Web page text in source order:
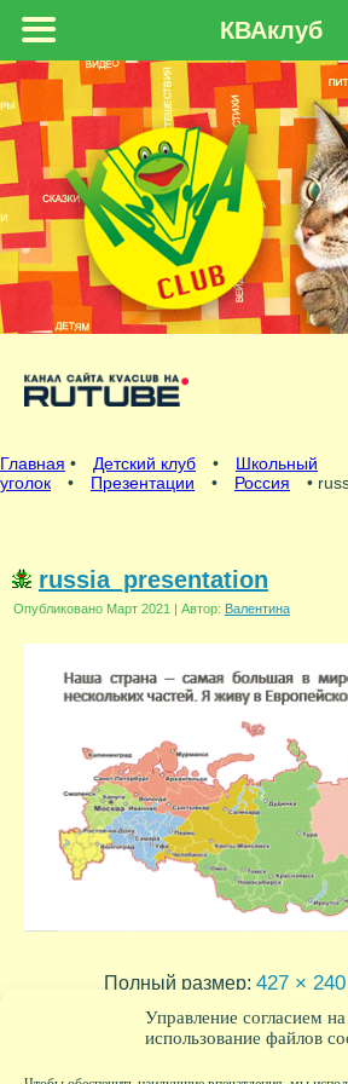
Управление согласием на
использование файлов
Главная • Детский клуб •
Школьный
уголок
• Презентации • Россия •
russia_presentation
Опубликовано Март 2021 | Автор: Валентина
Полный размер: 427 × 240
КВАклуб